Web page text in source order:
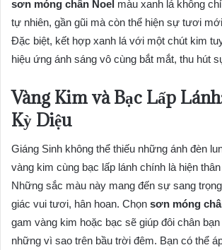
sơn móng chân Noel màu xanh lá không
tự nhiên, gần gũi mà còn thể hiện sự tươi
Đặc biệt, kết hợp xanh lá với một chút kim
hiệu ứng ánh sáng vô cùng bắt mắt, thu hút
Vàng Kim và Bạc Lấp
Kỳ Diệu
Giáng Sinh không thể thiếu những ánh đèn
vàng kim cùng bạc lấp lánh chính là hiện
Những sắc màu này mang đến sự sang
giác vui tươi, hân hoan. Chọn sơn móng
gam vàng kim hoặc bạc sẽ giúp đôi chân
những vì sao trên bầu trời đêm. Bạn có thể